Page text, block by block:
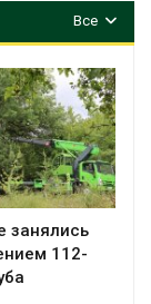
Все
занялись
112-